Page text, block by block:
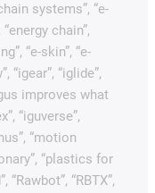
systems”, “e-
chain”,
“e-skin”, “e-
“igear”, “iglide”,
improves what
“iguverse”,
“motion
“plastics for
“Rawbot”, “RBTX”,